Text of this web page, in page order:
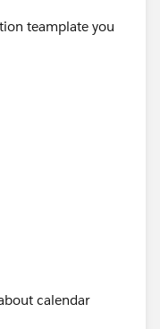
teamplate you
calendar